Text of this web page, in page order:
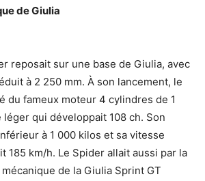
de Giulia
reposait sur une base de Giulia, avec
à 2 250 mm. À son lancement, le
du fameux moteur 4 cylindres de 1
léger qui développait 108 ch. Son
à 1 000 kilos et sa vitesse
185 km/h. Le Spider allait aussi par la
de la Giulia Sprint GT